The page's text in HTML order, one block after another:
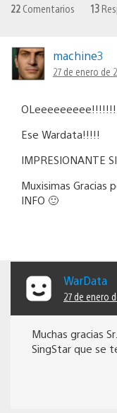
22 Comentarios 13
machine3
27 de enero de
OLeeeeeeeee!!!!!!!
Ese Wardata!!!!!
IMPRESIONANTE
Muxisimas Gracias
INFO 🙂
WarData
27 de enero
Muchas gracias
SingStar que se